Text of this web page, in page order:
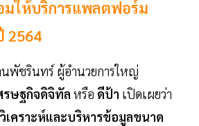
มให้บริการแพลตฟอร์ม
2564
พัชรินทร์ ผู้อำนวยการใหญ่
รษฐกิจดิจิทัล หรือ ดีป้า เปิดเผยว่า
เคราะห์และบริหารข้อมูลขนาด